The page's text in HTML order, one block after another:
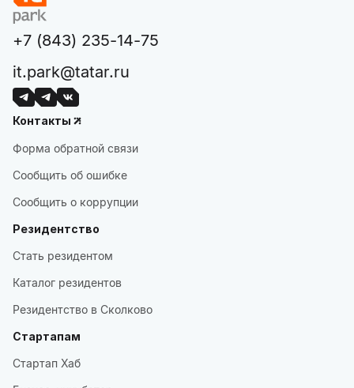
+7 (843) 235-14-75
it.park@tatar.ru
Контакты
Форма обратной связи
Сообщить об ошибке
Сообщить о коррупции
Резидентство
Стать резидентом
Каталог резидентов
Резидентство в Сколково
Стартапам
Стартап Хаб